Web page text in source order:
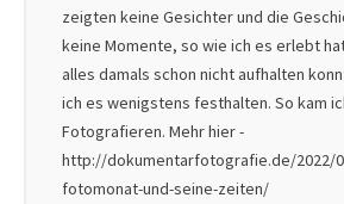
zeigten keine Gesichter und die
keine Momente, so wie ich es erlebt
alles damals schon nicht aufhalten
ich es wenigstens festhalten. So kam
Fotografieren. Mehr hier -
http://dokumentarfotografie.de/2022/
fotomonat-und-seine-zeiten/